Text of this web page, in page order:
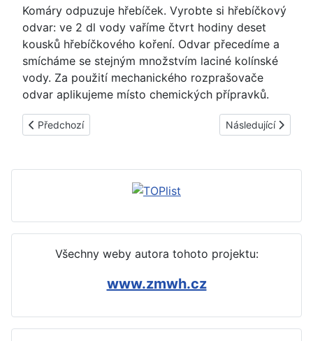
Komáry odpuzuje hřebíček. Vyrobte si hřebíčkový
odvar: ve 2 dl vody vaříme čtvrt hodiny deset
kousků hřebíčkového koření. Odvar přecedíme a
smícháme se stejným množstvím laciné kolínské
vody. Za použití mechanického rozprašovače
odvar aplikujeme místo chemických přípravků.
Předchozí článek: Jak, čím odpudit komáry v místnosti -
Předchozí Další článek: Jak,
Následující
Všechny weby autora tohoto projektu:
www.zmwh.cz